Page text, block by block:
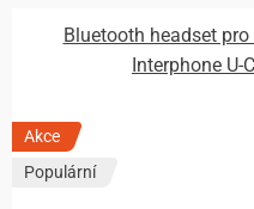
Bluetooth headset
Interphone U-
Akce
Populární